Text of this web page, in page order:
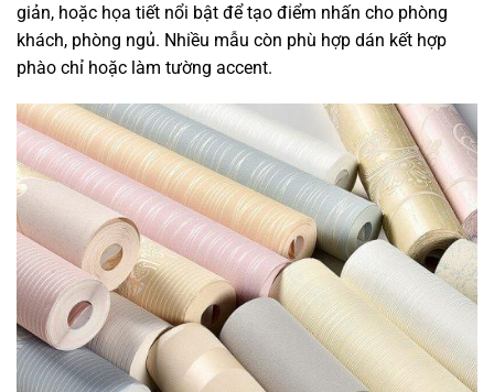
giản, hoặc họa tiết nổi bật để tạo điểm nhấn cho phòng
khách, phòng ngủ. Nhiều mẫu còn phù hợp dán kết hợp
phào chỉ hoặc làm tường accent.